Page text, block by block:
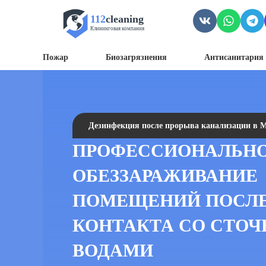
112cleaning
Клининговая компания
Пожар Биозагрязнения
Дезинфекция после прорыва канализации в
ОБЕЗЗАРАЖИВАНИЕ
ПОМЕЩЕНИЙ
КОНТАКТА СО
ВОДАМИ